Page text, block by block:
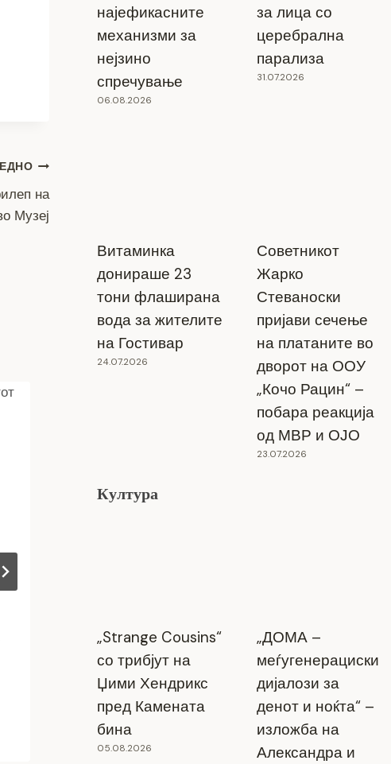
на
Музеј
Kонцерт посветен на Драган
Ѓаконовски – Шпато
30.08.2025
најефикасните
механизми за
нејзино
спречување
06.08.2026
за лица со
церебрална
парализа
31.07.2026
Витаминка
донираше 23
тони флаширана
вода за жителите
на Гостивар
24.07.2026
Советникот
Жарко
Стеваноски
пријави сечење
на платаните во
дворот на ООУ
„Кочо Рацин“ –
побара реакција
од МВР и ОЈО
23.07.2026
Култура
„Strange Cousins“
со трибјут на
Џими Хендрикс
пред Камената
бина
05.08.2026
„ДОМА –
меѓугенерациски
дијалози за
денот и ноќта“ –
изложба на
Александра и